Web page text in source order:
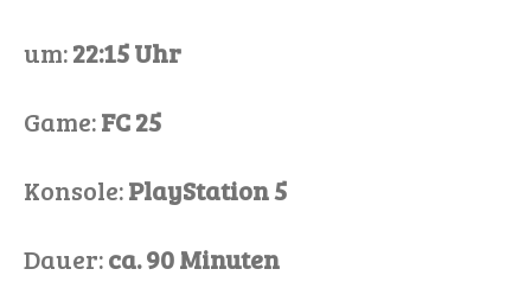
um:22:15 Uhr
Game:FC 25
Konsole:PlayStation 5
Dauer:ca. 90 Minuten